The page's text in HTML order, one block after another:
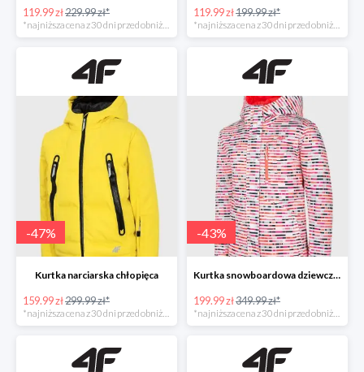
119.99 zł229.99 zł*
*najniższa cena z 30 dni przed obniżką
119.99 zł199.99 zł*
*najniższa cena z 30 dni przed obniżką
-47%
Kurtka narciarska chłopięca
159.99 zł299.99 zł*
-43%
Kurtka snowboardowa dziewczęca
199.99 zł349.99 zł*